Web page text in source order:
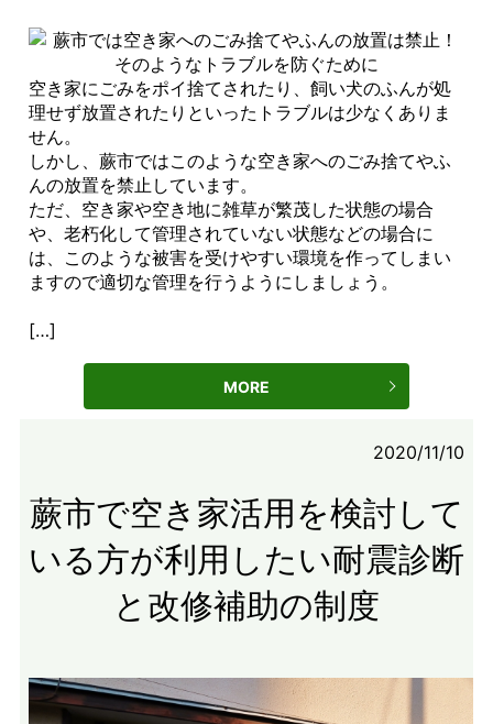
空き家にごみをポイ捨てされたり、飼い犬のふんが処
理せず放置されたりといったトラブルは少なくありま
せん。
しかし、蕨市ではこのような空き家へのごみ捨てやふ
んの放置を禁止しています。
ただ、空き家や空き地に雑草が繁茂した状態の場合
や、老朽化して管理されていない状態などの場合に
は、このような被害を受けやすい環境を作ってしまい
ますので適切な管理を行うようにしましょう。
[…]
MORE
2020/11/10
蕨市で空き家活用を検討して
いる方が利用したい耐震診断
と改修補助の制度